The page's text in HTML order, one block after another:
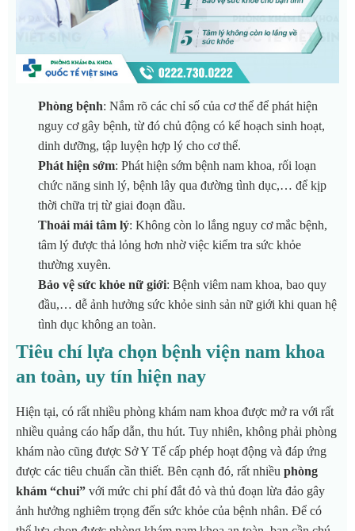
Phòng bệnh: Nắm rõ các chỉ số của cơ thể để phát hiện
nguy cơ gây bệnh, từ đó chủ động có kế hoạch sinh hoạt,
dinh dưỡng, tập luyện hợp lý cho cơ thể.
Phát hiện sớm: Phát hiện sớm bệnh nam khoa, rối loạn
chức năng sinh lý, bệnh lây qua đường tình dục,… để kịp
thời chữa trị từ giai đoạn đầu.
Thoải mái tâm lý: Không còn lo lắng nguy cơ mắc bệnh,
tâm lý được thả lỏng hơn nhờ việc kiểm tra sức khỏe
thường xuyên.
Bảo vệ sức khỏe nữ giới: Bệnh viêm nam khoa, bao quy
đầu,… dễ ảnh hưởng sức khỏe sinh sản nữ giới khi quan hệ
tình dục không an toàn.
Tiêu chí lựa chọn bệnh viện nam khoa
an toàn, uy tín hiện nay
Hiện tại, có rất nhiều phòng khám nam khoa được mở ra với rất
nhiều quảng cáo hấp dẫn, thu hút. Tuy nhiên, không phải phòng
khám nào cũng được Sở Y Tế cấp phép hoạt động và đáp ứng
được các tiêu chuẩn cần thiết. Bên cạnh đó, rất nhiều phòng
khám “chui” với mức chi phí đắt đỏ và thủ đoạn lừa đảo gây
ảnh hưởng nghiêm trọng đến sức khỏe của bệnh nhân. Để có